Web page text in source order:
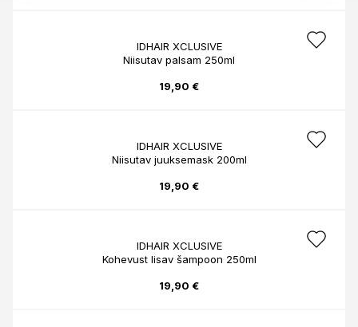
IDHAIR XCLUSIVE
Niisutav palsam 250ml
19,90 €
IDHAIR XCLUSIVE
Niisutav juuksemask 200ml
19,90 €
IDHAIR XCLUSIVE
Kohevust lisav šampoon 250ml
19,90 €